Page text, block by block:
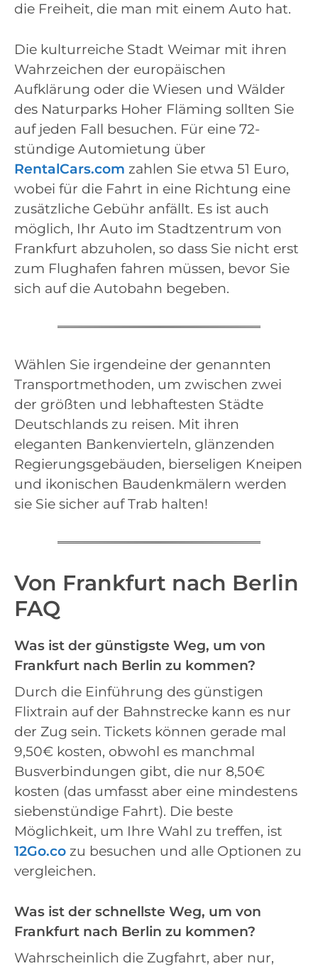
die Freiheit, die man mit einem Auto hat.
Die kulturreiche Stadt Weimar mit ihren
Wahrzeichen der europäischen
Aufklärung oder die Wiesen und Wälder
des Naturparks Hoher Fläming sollten Sie
auf jeden Fall besuchen. Für eine 72-
stündige Automietung über
RentalCars.com zahlen Sie etwa 51 Euro,
wobei für die Fahrt in eine Richtung eine
zusätzliche Gebühr anfällt. Es ist auch
möglich, Ihr Auto im Stadtzentrum von
Frankfurt abzuholen, so dass Sie nicht erst
zum Flughafen fahren müssen, bevor Sie
sich auf die Autobahn begeben.
Wählen Sie irgendeine der genannten
Transportmethoden, um zwischen zwei
der größten und lebhaftesten Städte
Deutschlands zu reisen. Mit ihren
eleganten Bankenvierteln, glänzenden
Regierungsgebäuden, bierseligen Kneipen
und ikonischen Baudenkmälern werden
sie Sie sicher auf Trab halten!
Von Frankfurt nach Berlin
FAQ
Was ist der günstigste Weg, um von
Frankfurt nach Berlin zu kommen?
Durch die Einführung des günstigen
Flixtrain auf der Bahnstrecke kann es nur
der Zug sein. Tickets können gerade mal
9,50€ kosten, obwohl es manchmal
Busverbindungen gibt, die nur 8,50€
kosten (das umfasst aber eine mindestens
siebenstündige Fahrt). Die beste
Möglichkeit, um Ihre Wahl zu treffen, ist
12Go.co zu besuchen und alle Optionen zu
vergleichen.
Was ist der schnellste Weg, um von
Frankfurt nach Berlin zu kommen?
Wahrscheinlich die Zugfahrt, aber nur,